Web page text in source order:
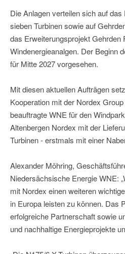
Die Anlagen verteilen sich auf
sieben Turbinen sowie auf
das Erweiterungsprojekt Gehrden
Windenergieanalgen. Der Beginn
für Mitte 2027 vorgesehen.
Mit diesen aktuellen Aufträgen
Kooperation mit der Nordex
beauftragte WNE für den
Altenbergen Nordex mit der
Turbinen - erstmals mit einer
Alexander Möhring,
Niedersächsische Energie WNE:
mit Nordex einen weiteren
in Europa leisten zu können. Das
erfolgreiche Partnerschaft sowie
und nachhaltige Energieprojekte